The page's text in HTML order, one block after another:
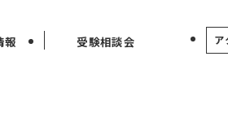
報 受験相談会 ア